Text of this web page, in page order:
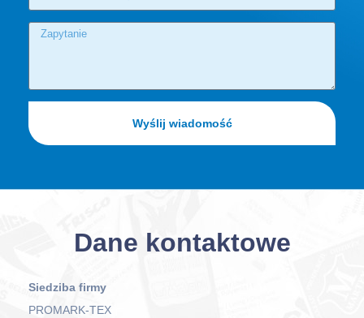
Wyślij wiadomość
Dane kontaktowe
Siedziba firmy
PROMARK-TEX